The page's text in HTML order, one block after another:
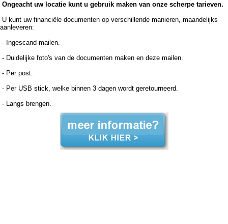
Ongeacht uw locatie kunt u gebruik maken van onze scherpe tarieven.
U kunt uw financiële documenten op verschillende manieren, maandelijks
aanleveren:
- Ingescand mailen.
- Duidelijke foto's van de documenten maken en deze mailen.
- Per post.
- Per USB stick, welke binnen 3 dagen wordt geretourneerd.
- Langs brengen.